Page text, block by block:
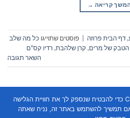
קריאה →
,דף הבית פרוזה פוסטים שתוייגו כל מה שלב
של מרים, קרן שלהבת, רדיו קס"ם
השאר תגובה
אנו משתמשים בקובצי Cookie כדי להבטיח שנספק לך את חוויית הגלישה
תמשיך להשתמש באתר זה, נניח שאתה